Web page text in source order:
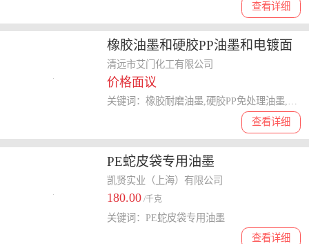
查看详细
橡胶油墨和硬胶PP油墨和电镀面
UV面硬化塑料面油墨
清远市艾门化工有限公司
价格面议
查看详细
关键词：橡胶耐磨油墨,硬胶PP免处理油墨,电镀面UV面硬化塑料面油墨
PE蛇皮袋专用油墨
凯贤实业（上海）有限公司
180.00 /千克
查看详细
关键词：PE蛇皮袋专用油墨